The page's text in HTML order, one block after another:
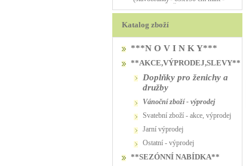
PŮJČOVNA
PŮJČOVNA
Katalog zboží
***N O V I N K Y***
**AKCE,VÝPRODEJ,SLEVY**
Doplňky pro ženichy a
družby
vánoční zboží - výprodej
svatební zboží - akce, výprodej
jarní výprodej
ostatní - výprodej
**SEZÓNNÍ NABÍDKA**